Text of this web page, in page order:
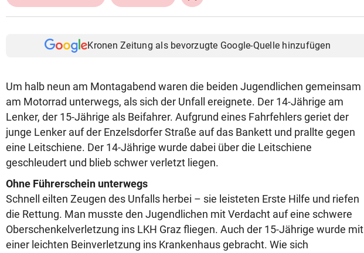
Kronen Zeitung als bevorzugte Google-Quelle hinzufügen
Um halb neun am Montagabend waren die beiden Jugendlichen gemeinsam
am Motorrad unterwegs, als sich der Unfall ereignete. Der 14-Jährige am
Lenker, der 15-Jährige als Beifahrer. Aufgrund eines Fahrfehlers geriet der
junge Lenker auf der Enzelsdorfer Straße auf das Bankett und prallte gegen
eine Leitschiene. Der 14-Jährige wurde dabei über die Leitschiene
geschleudert und blieb schwer verletzt liegen.
Ohne Führerschein unterwegs
Schnell eilten Zeugen des Unfalls herbei – sie leisteten Erste Hilfe und riefen
die Rettung. Man musste den Jugendlichen mit Verdacht auf eine schwere
Oberschenkelverletzung ins LKH Graz fliegen. Auch der 15-Jährige wurde mit
einer leichten Beinverletzung ins Krankenhaus gebracht. Wie sich